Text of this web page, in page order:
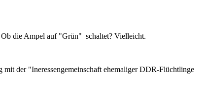
die Ampel auf "Grün" schaltet? Vielleicht.
mit der "Ineressengemeinschaft ehemaliger DDR-Flüchtlinge